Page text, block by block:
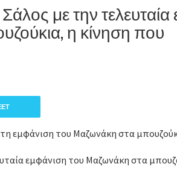
με την
η κίνηση που
εμφάνιση του Μαζωνάκη στα
εμφάνιση του Μαζωνάκη στα